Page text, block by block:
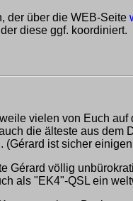
der über die WEB-Seite
diese ggf. koordiniert.
vielen von Euch
die älteste aus
ist sicher
Gérard völlig
als "EK4"-QSL ein